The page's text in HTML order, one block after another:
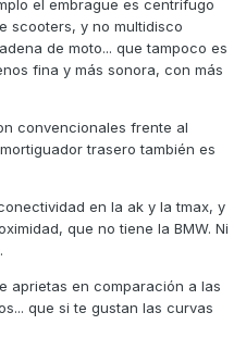
el embrague es centrifugo
scooters, y no multidisco
de moto... que tampoco es
fina y más sonora, con más
convencionales frente al
trasero también es
en la ak y la tmax, y
que no tiene la BMW. Ni
aprietas en comparación a las
que si te gustan las curvas